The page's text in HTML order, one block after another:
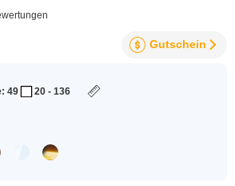
Gutschein
49 20 - 136